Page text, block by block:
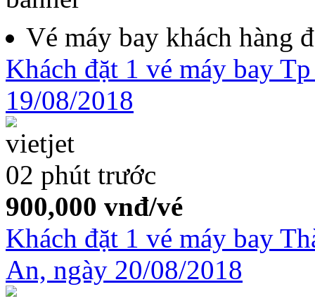
Vé máy bay khách hàng
Khách đặt 1 vé máy bay
19/08/2018
02 phút trước
900,000 vnđ/vé
Khách đặt 1 vé máy bay
An, ngày 20/08/2018